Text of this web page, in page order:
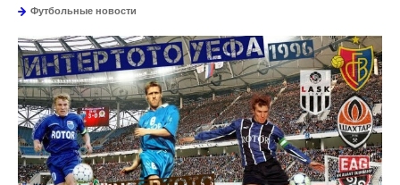
Футбольные новости